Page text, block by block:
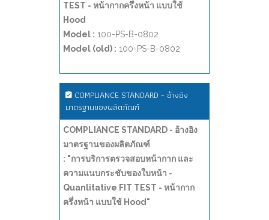
TEST - หน้ากากครึ่งหน้า แบบใช้
Hood
Model : 100-PS-B-0802
Model (old) : 100-PS-B-0802
COMPLIANCE STANDARD - อ้างอิง
มาตรฐานของผลิตภัณฑ์
COMPLIANCE STANDARD - อ้างอิง
มาตรฐานของผลิตภัณฑ์
: "การบริการตรวจสอบหน้ากาก และ
ความแนบกระชับของใบหน้า -
Quanlitative FIT TEST - หน้ากาก
ครึ่งหน้า แบบใช้ Hood"